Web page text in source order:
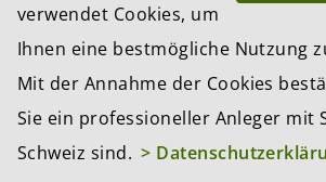
verwendet Cookies, um
Ihnen eine bestmögliche Nutzung
Mit der Annahme der Cookies
Sie ein professioneller Anleger mit
Schweiz sind. >